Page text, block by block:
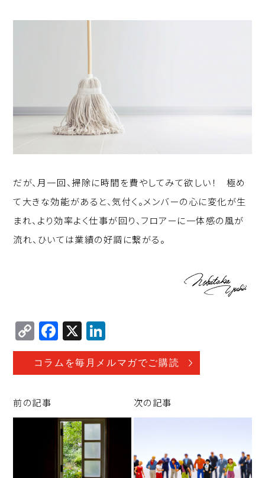
だが、月一回、掃除に時間を費やしてみて欲しい！ 極め
て大きな効能があると、気付く。メンバーの心に変化が生
まれ、より効率よく仕事が回り、フロアーに一体感の風が
流れ、ひいては業績の好調に繋がる。
C
o
p
Li
n
F
a
c
o
o
k
X
n
k
I
コラムを毎月メルマガでご購読
前の記事 次の記事